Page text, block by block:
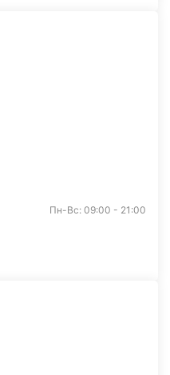
Пн-Вс: 09:00 - 21:00